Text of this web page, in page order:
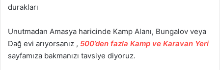
durakları
Unutmadan Amasya haricinde Kamp Alanı, Bungalov veya
Dağ evi arıyorsanız , 500’den fazla Kamp ve Karavan Yeri
sayfamıza bakmanızı tavsiye diyoruz.